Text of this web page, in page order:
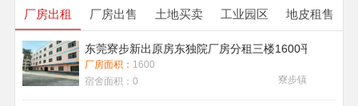
厂房出租 厂房出售 土地买卖 工业园区 地皮租售
东莞寮步新出原房东独院厂房分租三楼1600平方带地
厂房面积： 1600
宿舍面积： 0 寮步镇